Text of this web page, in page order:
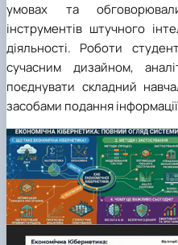
умовах та
інструментів штучного
діяльності. Роботи
сучасним дизайном,
поєднувати складний
засобами подання